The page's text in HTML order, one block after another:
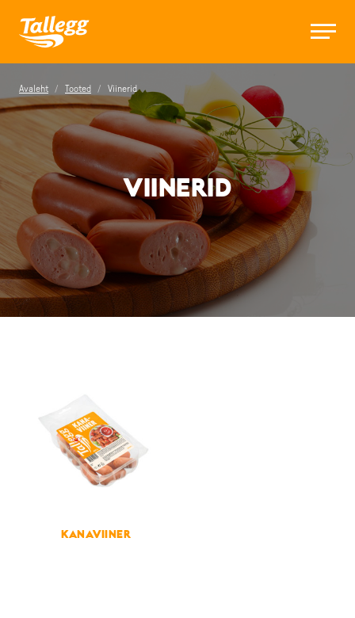
Avaleht / Tooted / Viinerid
VIINERID
KANAVIINER